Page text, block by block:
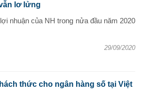
lơ lửng
nhuận của NH trong nửa đầu năm 2020
29/09/2020
thức cho ngân hàng số tại Việt